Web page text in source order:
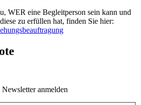
WER eine Begleitperson sein kann und
zu erfüllen hat, finden Sie hier:
anmelden